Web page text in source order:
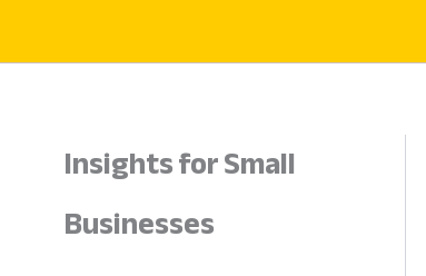
content
Insights for Small
Businesses